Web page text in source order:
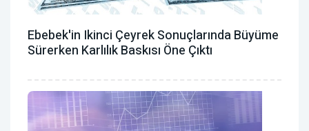
Ebebek'in Ikinci Çeyrek Sonuçlarında Büyüme
Sürerken Karlılık Baskısı Öne Çıktı